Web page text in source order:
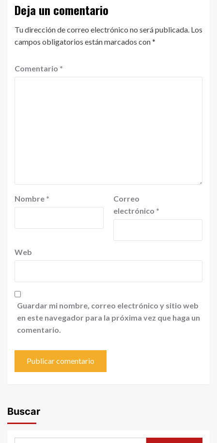
Deja un comentario
Tu dirección de correo electrónico no será publicada. Los
campos obligatorios están marcados con*
Comentario *
Nombre *
Correo
electrónico *
Web
Guardar mi nombre, correo electrónico y sitio web
en este navegador para la próxima vez que haga un
comentario.
Buscar